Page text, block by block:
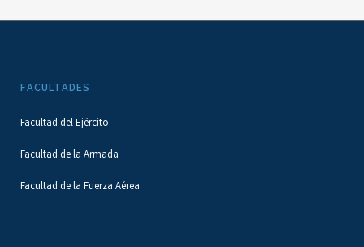
FACULTADES
Facultad del Ejército
Facultad de la Armada
Facultad de la Fuerza Aérea